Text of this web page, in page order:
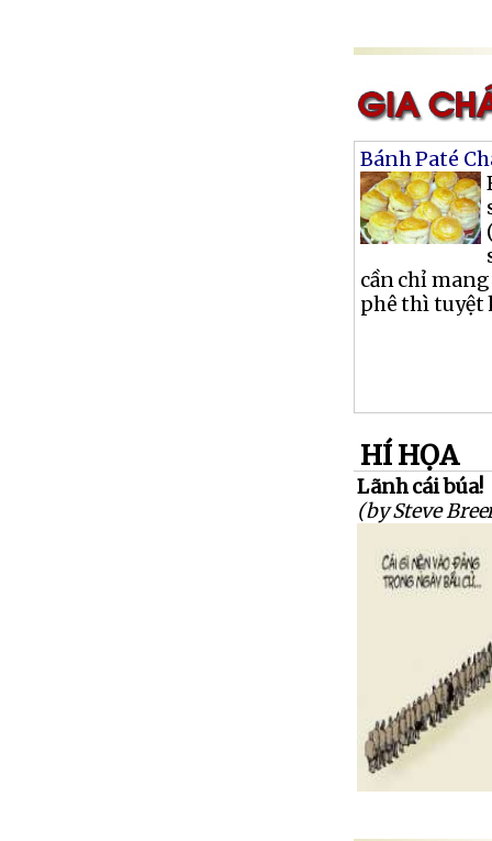
Bánh Paté
cần chỉ
phê thì tuyệt
HÍ HỌA
Lãnh cái búa!
(by Steve